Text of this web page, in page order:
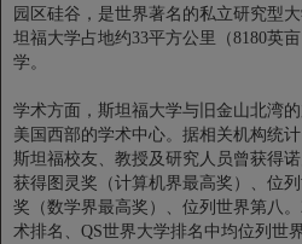
园区硅谷，是世界著名的私立研究型
坦福大学占地约33平方公里（8180英
学。
学术方面，斯坦福大学与旧金山北湾
美国西部的学术中心。据相关机构统
斯坦福校友、教授及研究人员曾获得
获得图灵奖（计算机界最高奖）、位
奖（数学界最高奖）、位列世界第八
术排名、QS世界大学排名中均位列世